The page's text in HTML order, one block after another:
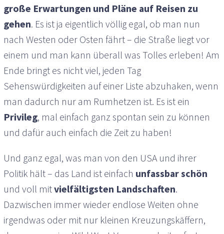
große Erwartungen und Pläne auf Reisen zu
gehen. Es ist ja eigentlich völlig egal, ob man nun
nach Westen oder Osten fährt – die Straße liegt vor
einem und man kann überall was Tolles erleben! Am
Ende bringt es nicht viel, jeden Tag
Sehenswürdigkeiten auf einer Liste abzuhaken, wenn
man dadurch nur am Rumhetzen ist. Es ist ein
Privileg, mal einfach ganz spontan sein zu können
und dafür auch einfach die Zeit zu haben!
Und ganz egal, was man von den USA und ihrer
Politik hält – das Land ist einfach unfassbar schön
und voll mitvielfältigsten Landschaften.
Dazwischen immer wieder endlose Weiten ohne
irgendwas oder mit nur kleinen Kreuzungskäffern,